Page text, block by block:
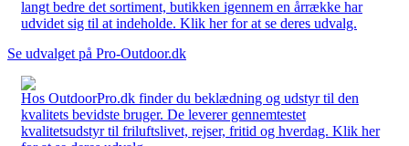
langt bedre det sortiment, butikken igennem en årrække har
udvidet sig til at indeholde. Klik her for at se deres udvalg.
Se udvalget på Pro-Outdoor.dk
Hos OutdoorPro.dk finder du beklædning og udstyr til den
kvalitets bevidste bruger. De leverer gennemtestet
kvalitetsudstyr til friluftslivet, rejser, fritid og hverdag. Klik her